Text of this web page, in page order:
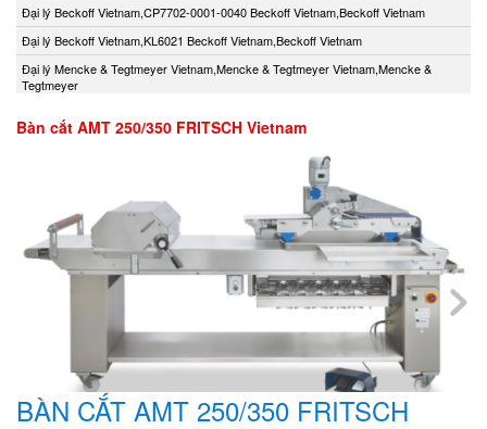
Đại lý Beckoff Vietnam,CP7702-0001-0040 Beckoff Vietnam,Beckoff Vietnam
Đại lý Beckoff Vietnam,KL6021 Beckoff Vietnam,Beckoff Vietnam
Đại lý Mencke & Tegtmeyer Vietnam,Mencke & Tegtmeyer Vietnam,Mencke &
Tegtmeyer
Bàn cắt AMT 250/350 FRITSCH Vietnam
BÀN CẮT AMT 250/350 FRITSCH